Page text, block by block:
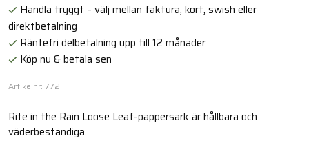
Handla tryggt – välj mellan faktura, kort, swish eller
direktbetalning
Räntefri delbetalning upp till 12 månader
Köp nu & betala sen
Artikelnr: 772
Rite in the Rain Loose Leaf-pappersark är hållbara och
väderbeständiga.